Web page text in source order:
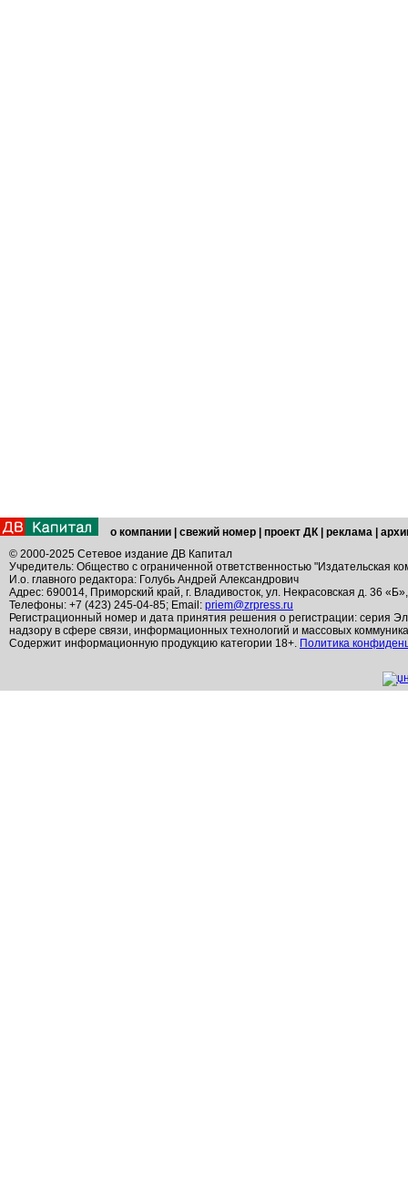
о компании свежий номер проект ДК реклама
© 2000-2025 Сетевое издание ДВ Капитал
Учредитель: Общество с ограниченной ответственностью "Издательская
И.о. главного редактора: Голубь Андрей Александрович
Адрес: 690014, Приморский край, г. Владивосток, ул. Некрасовская д. 36
Телефоны: +7 (423) 245-04-85; Email: priem@zrpress.ru
Регистрационный номер и дата принятия решения о регистрации: серия
надзору в сфере связи, информационных технологий и массовых
Содержит информационную продукцию категории 18+. Политика